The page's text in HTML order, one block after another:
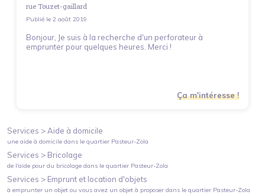
rue Touzet-gaillard
Publié le 2 août 2019
Bonjour, Je suis à la recherche d'un perforateur à
emprunter pour quelques heures. Merci !
Ça m'intéresse !
Services >Aide à domicile
une aide à domicile dans le quartier Pasteur-Zola
Services > Bricolage
de l'aide pour du bricolage dans le quartier Pasteur-Zola
Services > Emprunt et location d'objets
à emprunter un objet ou vous avez un objet à proposer dans le quartier Pasteur-Zola